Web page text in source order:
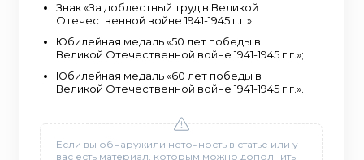
Знак «За доблестный труд в Великой
Отечественной войне 1941-1945 г.г »;
Юбилейная медаль «50 лет победы в
Великой Отечественной войне 1941-1945 г.г.»;
Юбилейная медаль «60 лет победы в
Великой Отечественной войне 1941-1945 г.г.».
Если вы обнаружили неточность в статье или у
вас есть материал, которым можно дополнить